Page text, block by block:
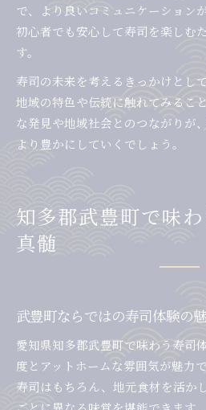
で、より良いコミュニケーション
初心者でも安心して寿司を楽しむ
す。
寿司の未来を考えるきっかけとし
地域の特色や伝統に触れてみるこ
な発見や地域社会とのつながりが
より豊かにしていくでしょう。
知多郡武豊町で味
真髄
武豊町ならではの寿司体験の
愛知県知多郡武豊町で味わう寿司
度とアットホームな雰囲気が魅力
寿司はもちろん、地元食材を活か